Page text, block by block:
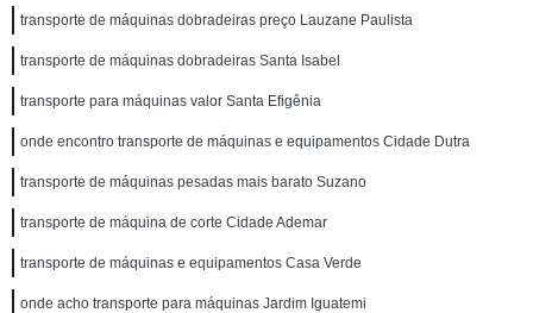
transporte de máquinas dobradeiras preço Lauzane Paulista
transporte de máquinas dobradeiras Santa Isabel
transporte para máquinas valor Santa Efigênia
onde encontro transporte de máquinas e equipamentos Cidade Dutra
transporte de máquinas pesadas mais barato Suzano
transporte de máquina de corte Cidade Ademar
transporte de máquinas e equipamentos Casa Verde
onde acho transporte para máquinas Jardim Iguatemi